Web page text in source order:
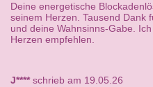
Deine energetische
seinem Herzen. Tausend Dank
und deine Wahnsinns-Gabe.
Herzen empfehlen.
J****schrieb am 19.05.26